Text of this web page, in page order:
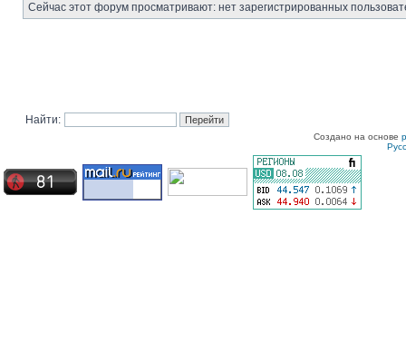
Сейчас этот форум просматривают: нет зарегистрированных
Найти:
Создано на основе